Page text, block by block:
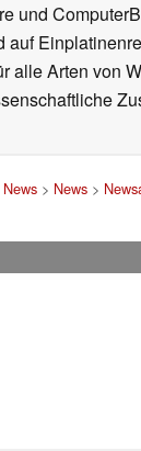
und
auf
alle Arten von
> News >